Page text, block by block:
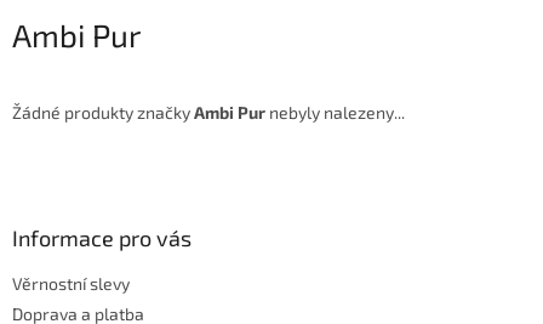
Ambi Pur
Žádné produkty značkyAmbi Pur nebyly nalezeny...
Informace pro vás
Věrnostní slevy
Doprava a platba